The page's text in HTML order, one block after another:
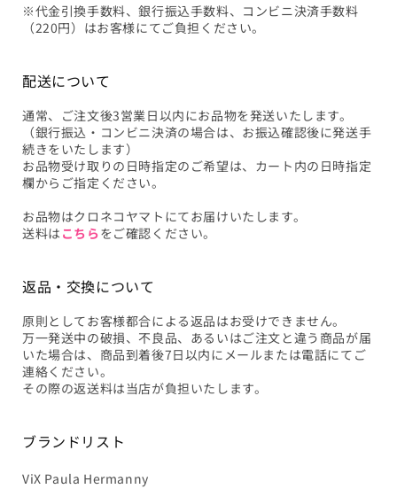
※代金引換手数料、銀行振込手数料、コンビニ決済手数料
（220円）はお客様にてご負担ください。
配送について
通常、ご注文後3営業日以内にお品物を発送いたします。
（銀行振込・コンビニ決済の場合は、お振込確認後に発送手
続きをいたします）
お品物受け取りの日時指定のご希望は、カート内の日時指定
欄からご指定ください。
お品物はクロネコヤマトにてお届けいたします。
送料は こちらをご確認ください。
返品・交換について
原則としてお客様都合による返品はお受けできません。
万一発送中の破損、不良品、あるいはご注文と違う商品が届
いた場合は、商品到着後7日以内にメールまたは電話にてご
連絡ください。
その際の返送料は当店が負担いたします。
ブランドリスト
ViX Paula Hermanny